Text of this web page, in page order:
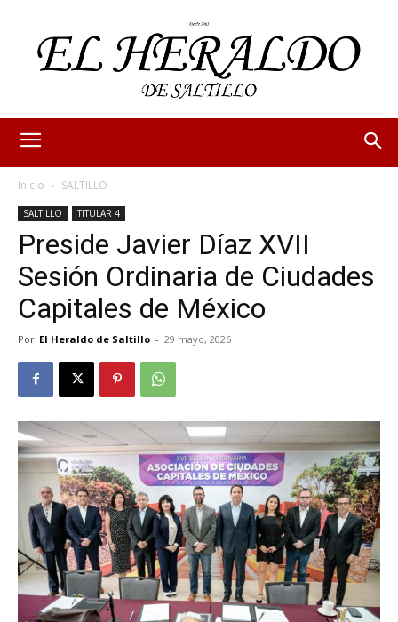
Inicio SALTILLO
SALTILLO TITULAR 4
Preside Javier Díaz XVII
Sesión Ordinaria de Ciudades
Capitales de México
Por El Heraldo de Saltillo - 29 mayo, 2026